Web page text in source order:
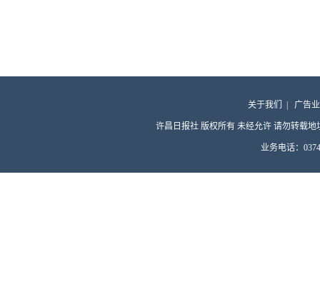
关于我们 广告
许昌日报社 版权所有 未经允许 请勿转载地
业务电话：